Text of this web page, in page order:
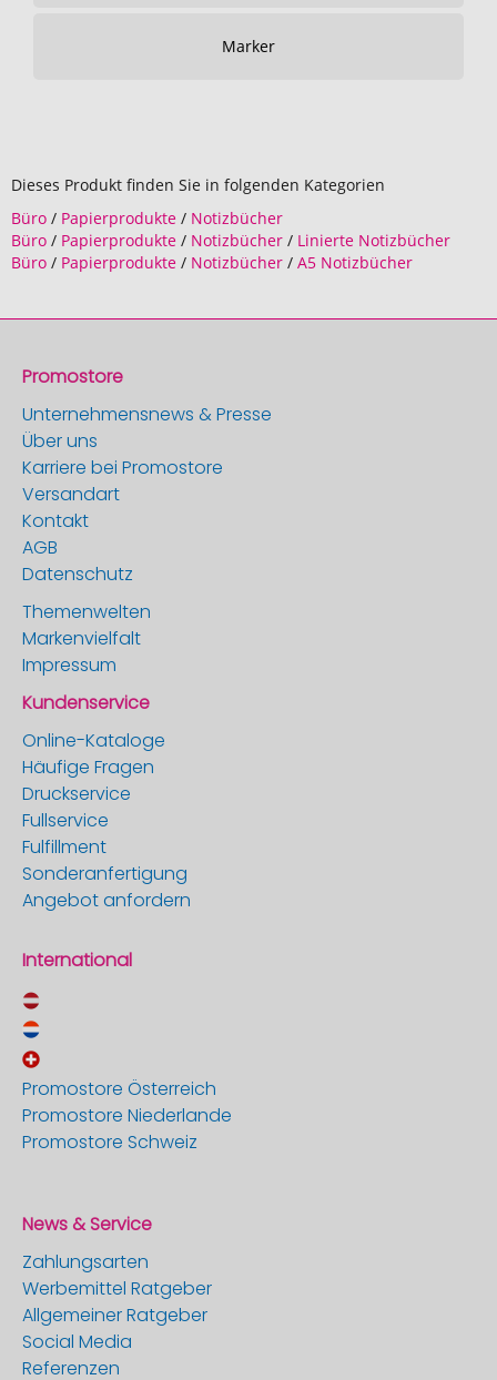
Marker
Dieses Produkt finden Sie in folgenden Kategorien
Büro / Papierprodukte / Notizbücher
Büro / Papierprodukte / Notizbücher / Linierte Notizbücher
Büro / Papierprodukte / Notizbücher / A5 Notizbücher
Promostore
Unternehmensnews & Presse
Über uns
Karriere bei Promostore
Versandart
Kontakt
AGB
Datenschutz
Themenwelten
Markenvielfalt
Impressum
Kundenservice
Online-Kataloge
Häufige Fragen
Druckservice
Fullservice
Fulfillment
Sonderanfertigung
Angebot anfordern
International
Promostore Österreich
Promostore Niederlande
Promostore Schweiz
News & Service
Zahlungsarten
Werbemittel Ratgeber
Allgemeiner Ratgeber
Social Media
Referenzen